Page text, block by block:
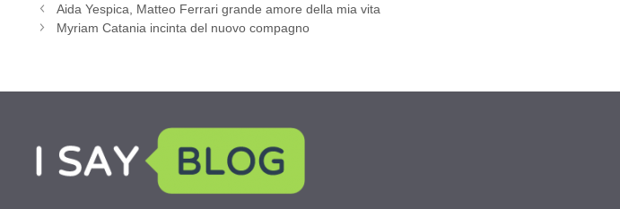
Aida Yespica, Matteo Ferrari grande amore della mia vita
Myriam Catania incinta del nuovo compagno